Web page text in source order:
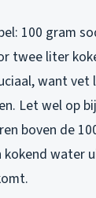
100 gram
twee liter
want vet
Let wel op
boven de
kokend water